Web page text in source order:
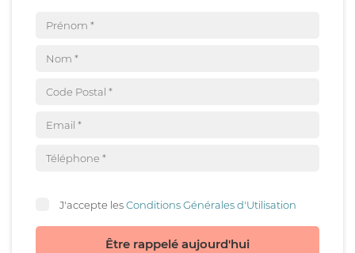
J'accepte lesConditions Générales d'Utilisation
Être rappelé aujourd'hui